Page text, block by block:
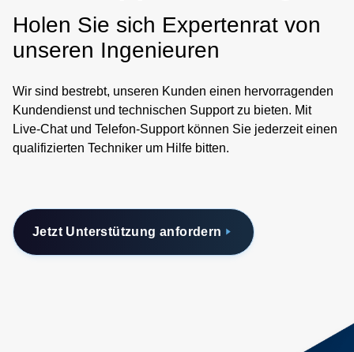
Holen Sie sich Expertenrat von
unseren Ingenieuren
Wir sind bestrebt, unseren Kunden einen hervorragenden
Kundendienst und technischen Support zu bieten. Mit
Live-Chat und Telefon-Support können Sie jederzeit einen
qualifizierten Techniker um Hilfe bitten.
Jetzt Unterstützung anfordern